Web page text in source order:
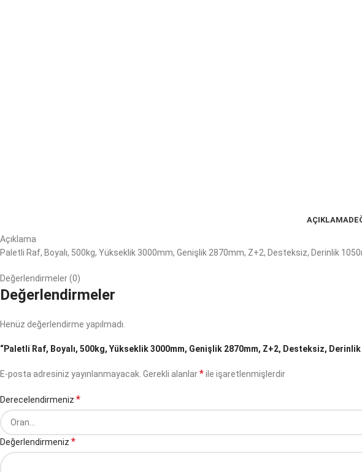
AÇIKLAMA
Açıklama
Paletli Raf, Boyalı, 500kg, Yükseklik 3000mm, Genişlik 2870mm, Z+2, Desteksiz, Derinlik
Değerlendirmeler (0)
Değerlendirmeler
Henüz değerlendirme yapılmadı.
“Paletli Raf, Boyalı, 500kg, Yükseklik 3000mm, Genişlik 2870mm, Z+2, Desteksiz,
E-posta adresiniz yayınlanmayacak. Gerekli alanlar*ile işaretlenmişlerdir
Derecelendirmeniz *
Değerlendirmeniz *